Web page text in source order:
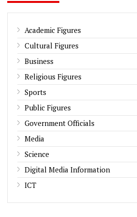
Academic Figures
Cultural Figures
Business
Religious Figures
Sports
Public Figures
Government Officials
Media
Science
Digital Media Information
ICT